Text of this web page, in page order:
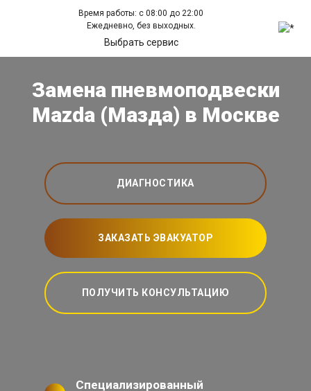
Время работы: с 08:00 до 22:00
Ежедневно, без выходных.
Выбрать сервис
Замена пневмоподвески
Mazda (Мазда) в Москве
ДИАГНОСТИКА
ЗАКАЗАТЬ ЭВАКУАТОР
ПОЛУЧИТЬ КОНСУЛЬТАЦИЮ
Специализированный